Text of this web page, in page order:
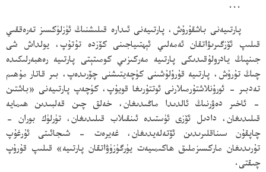
...
پارتىيەنى باشقۇرۇش، پارتىيەنى ئىدارە قىلىشنىڭ ئۈزلۈكسىز تەرەققىي
قىلىپ ئۆزگىرىۋاتقان ئەمەلىي ئېھتىياجىنى كۆزدە تۇتۇپ، يولداش شى
جىنپىڭ يادرولۇقىدىكى پارتىيە مەركىزىي كومىتېتى پارتىيە رەھبەرلىكىدە
چىڭ تۇرۇش، پارتىيە قۇرۇلۇشىنى كۈچەيتىشنى چۆرىدەپ، بىر قاتار مۇھىم
تەدبىر - ئورۇنلاشتۇرمىلارنى ئوتتۇرىغا قويۇپ، كۈچەپ پارتىيەنى «باشتىن
- ئاخىر دەۋرنىڭ ئالدىدا ماڭىدىغان، خەلق چىن قەلبىدىن ھىمايە
قىلىدىغان، دادىل ئۆزى ئۈستىدە ئىنقىلاب قىلىدىغان، تۈرلۈك بوران -
چاپقۇن سىناقلىرىدىن ئۆتەلەيدىغان، غەيرەت - شىجائىتى ئۇرغۇپ
تۇرىدىغان ماركسىزملىق ھاكىمىيەت يۈرگۈزۈۋاتقان پارتىيە» قىلىپ قۇرۇپ
چىقتى.